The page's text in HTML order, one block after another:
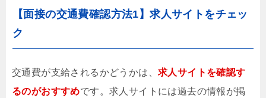
【面接の交通費確認方法1】求人サイトをチェッ
ク
交通費が支給されるかどうかは、 求人サイトを確認す
るのがおすすめです。求人サイトには過去の情報が掲